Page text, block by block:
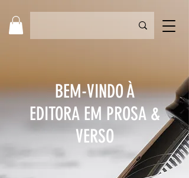
BEM-VINDO À
EDITORA EM PROSA &
VERSO